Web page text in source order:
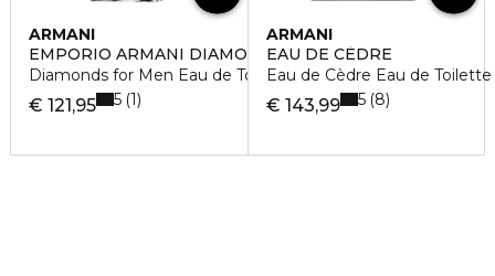
ARMANI
EMPORIO ARMANI DIAMONDS FOR ME
Diamonds for Men Eau de Toilette
€ 121,95 5 1
ARMANI
EAU DE CÈDRE
Eau de Cèdre Eau de Toilette
€ 143,99 5 8